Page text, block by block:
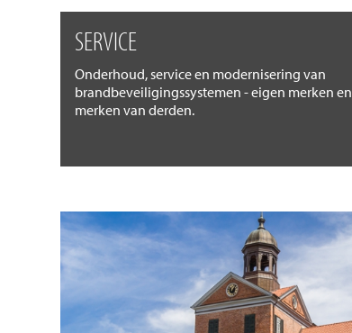
SERVICE
Onderhoud, service en modernisering van
brandbeveiligingssystemen - eigen merken en
merken van derden.